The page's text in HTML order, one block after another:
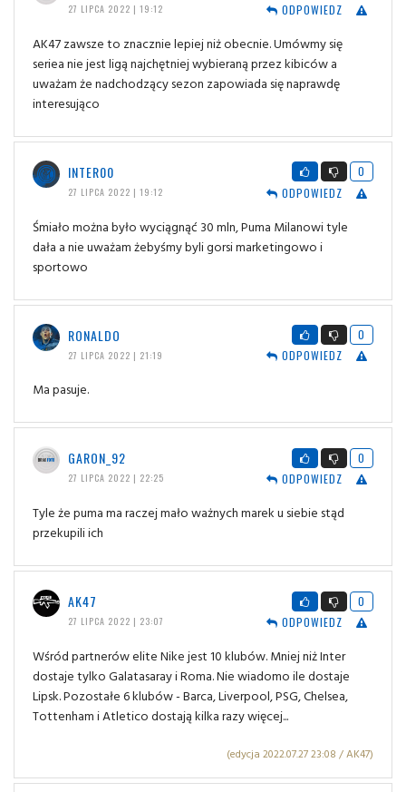
27 LIPCA 2022 | 19:12
ODPOWIEDZ
AK47 zawsze to znacznie lepiej niż obecnie. Umówmy się
seriea nie jest ligą najchętniej wybieraną przez kibiców a
uważam że nadchodzący sezon zapowiada się naprawdę
interesująco
INTER00
27 LIPCA 2022 | 19:12
0
ODPOWIEDZ
Śmiało można było wyciągnąć 30 mln, Puma Milanowi tyle
dała a nie uważam żebyśmy byli gorsi marketingowo i
sportowo
RONALDO
27 LIPCA 2022 | 21:19
0
ODPOWIEDZ
Ma pasuje.
GARON_92
27 LIPCA 2022 | 22:25
0
ODPOWIEDZ
Tyle że puma ma raczej mało ważnych marek u siebie stąd
przekupili ich
AK47
27 LIPCA 2022 | 23:07
0
ODPOWIEDZ
Wśród partnerów elite Nike jest 10 klubów. Mniej niż Inter
dostaje tylko Galatasaray i Roma. Nie wiadomo ile dostaje
Lipsk. Pozostałe 6 klubów - Barca, Liverpool, PSG, Chelsea,
Tottenham i Atletico dostają kilka razy więcej...
(edycja 2022.07.27 23:08 / AK47)